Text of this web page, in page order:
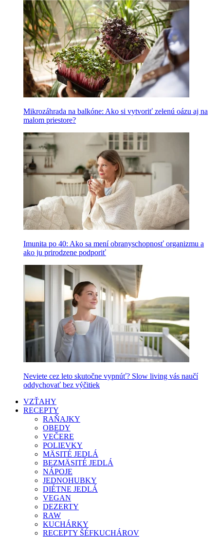
Mikrozáhrada na balkóne: Ako si vytvoriť zelenú oázu aj na
malom priestore?
Imunita po 40: Ako sa mení obranyschopnosť organizmu a
ako ju prirodzene podporiť
Neviete cez leto skutočne vypnúť? Slow living vás naučí
oddychovať bez výčitiek
VZŤAHY
RECEPTY
RAŇAJKY
OBEDY
VEČERE
POLIEVKY
MÄSITÉ JEDLÁ
BEZMÄSITÉ JEDLÁ
NÁPOJE
JEDNOHUBKY
DIÉTNE JEDLÁ
VEGAN
DEZERTY
RAW
KUCHÁRKY
RECEPTY ŠÉFKUCHÁROV